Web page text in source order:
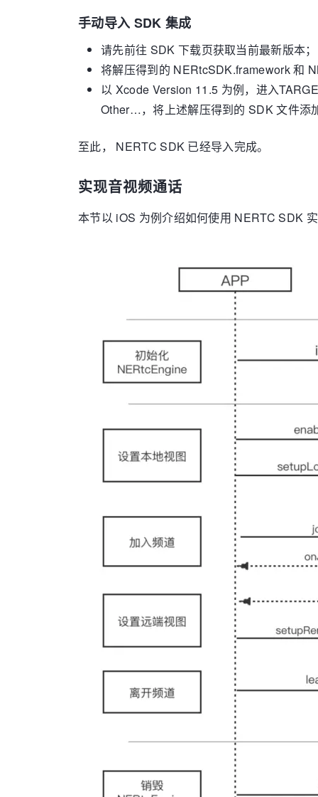
手动导入 SDK 集成
请先前往 SDK 下载页获取当前最新版本；
将解压得到的 NERtcSDK.framework 和
以 Xcode Version 11.5 为例，进入
Other…，将上述解压得到的 SDK 文件添
至此， NERTC SDK 已经导入完成。
实现音视频通话
本节以 iOS 为例介绍如何使用 NERTC SDK